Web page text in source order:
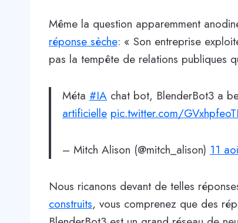
Même la question apparemment
réponse sèche: « Son entreprise
pas la tempête de relations publiques
Méta #IA chat bot, BlenderBot3 a
artificielle pic.twitter.com/
– Mitch Alison (@mitch_alison) 11
Nous ricanons devant de telles
construits, vous comprenez que des